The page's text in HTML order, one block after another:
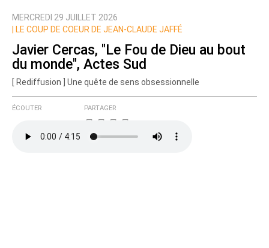
MERCREDI 29 JUILLET 2026
LE COUP DE COEUR DE JEAN-CLAUDE JAFFÉ
Javier Cercas, "Le Fou de Dieu au bout
du monde", Actes Sud
[ Rediffusion ] Une quête de sens obsessionnelle
ÉCOUTER PARTAGER